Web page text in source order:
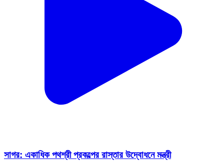
সাগর: একাধিক পথশ্রী প্রকল্পের রাস্তার উদ্বোধনে মন্ত্রী